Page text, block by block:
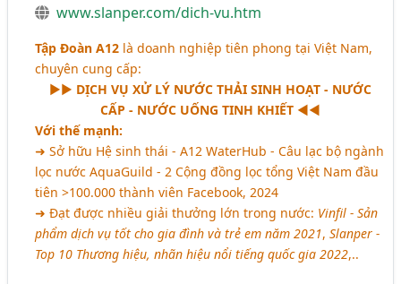
www.slanper.com/dich-vu.htm
Tập Đoàn A12 là doanh nghiệp tiên phong tại Việt Nam,
chuyên cung cấp:
►► DỊCH VỤ XỬ LÝ NƯỚC THẢI SINH HOẠT - NƯỚC
CẤP - NƯỚC UỐNG TINH KHIẾT ◄◄
Với thế mạnh:
➜ Sở hữu Hệ sinh thái - A12 WaterHub - Câu lạc bộ ngành
lọc nước AquaGuild - 2 Cộng đồng lọc tổng Việt Nam đầu
tiên >100.000 thành viên Facebook, 2024
➜ Đạt được nhiều giải thưởng lớn trong nước: Vinfil - Sản
phẩm dịch vụ tốt cho gia đình và trẻ em năm 2021,Slanper -
Top 10 Thương hiệu, nhãn hiệu nổi tiếng quốc gia 2022,..